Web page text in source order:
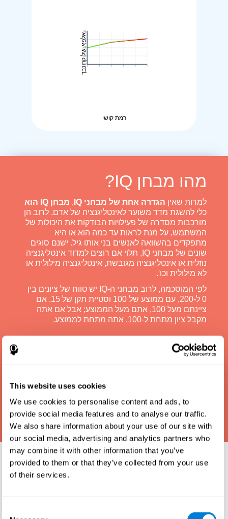
This website uses cookies
We use cookies to personalise content and ads, to
provide social media features and to analyse our traffic.
We also share information about your use of our site with
our social media, advertising and analytics partners who
may combine it with other information that you’ve
provided to them or that they’ve collected from your use
of their services.
רמת קושי
אלפא של קרונבך
מהו מבחן IQ?
למרות שאין הגדרה אחת של מבחני IQ , מבחן IQ הוא
כלי להשגת מדד משוער לאינטליגנציה של אדם. לרוב הן
מורכבות מסדרה של פעילויות הבודקות את היכולות של
המשתמש, על מנת לראות עד כמה הוא או היא
מתפקדים בהשוואה לאנשים בני אותו גיל. ישנם סוגים
שונים של מבחני IQ, תלוי אם רוצים למדוד אינטליגנציה
נוזלית או אינטליגנציה מגובשת, אינטליגנציה מילולית או
לא מילולית וכו'.
לפי המוסכמה, לרוב מבחני ה-IQ יש טווח של ציונים בין
0 ל-200, עם ממוצע של 100 וסטיית תקן של 15. אם
ציינתם מעל 100, אתם מעל הממוצע; אבל אם אתה
מקבל ציון מתחת ל-100, אתה מתחת לממוצע.
למה לעשות מבחן IQ?